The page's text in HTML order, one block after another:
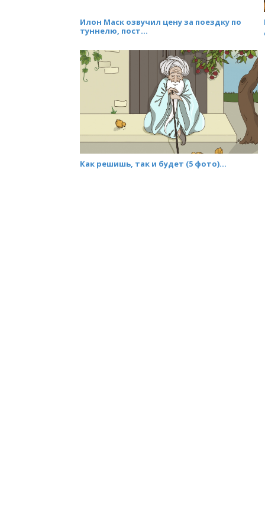
Илон Маск озвучил цену за поездку по
туннелю, пост...
Как решишь, так и будет (5 фото)...